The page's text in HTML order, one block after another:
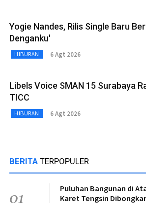
Yogie Nandes, Rilis Single Baru
Denganku'
HIBURAN 6 Agt 2026
Libels Voice SMAN 15 Surabaya
TICC
HIBURAN 6 Agt 2026
BERITA TERPOPULER
01
Puluhan Bangunan di
Karet Tengsin Dibongkar